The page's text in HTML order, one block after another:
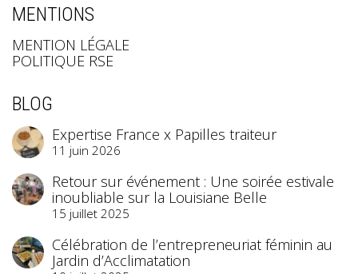
MENTIONS
MENTION LÉGALE
POLITIQUE RSE
BLOG
Expertise France x Papilles traiteur
11 juin 2026
Retour sur événement : Une soirée estivale
inoubliable sur la Louisiane Belle
15 juillet 2025
Célébration de l’entrepreneuriat féminin au
Jardin d’Acclimatation